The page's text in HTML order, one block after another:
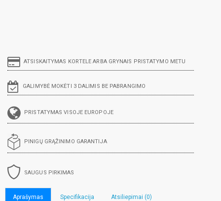
ATSISKAITYMAS KORTELE ARBA GRYNAIS PRISTATYMO METU
GALIMYBĖ MOKĖTI 3 DALIMIS BE PABRANGIMO
PRISTATYMAS VISOJE EUROPOJE
PINIGŲ GRĄŽINIMO GARANTIJA
SAUGUS PIRKIMAS
Aprašymas Specifikacija Atsiliepimai (0)